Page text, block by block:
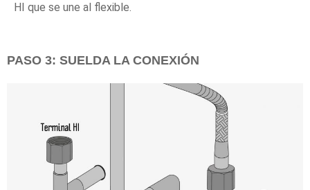
HI que se une al flexible.
PASO 3: SUELDA LA CONEXIÓN